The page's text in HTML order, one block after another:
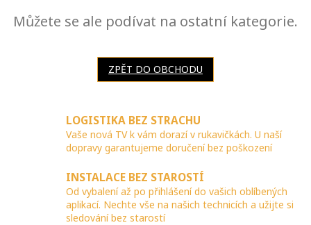
Můžete se ale podívat na ostatní kategorie.
ZPĚT DO OBCHODU
LOGISTIKA BEZ STRACHU
Vaše nová TV k vám dorazí v rukavičkách. U naší
dopravy garantujeme doručení bez poškození
INSTALACE BEZ STAROSTÍ
Od vybalení až po přihlášení do vašich oblíbených
aplikací. Nechte vše na našich technicích a užijte si
sledování bez starostí